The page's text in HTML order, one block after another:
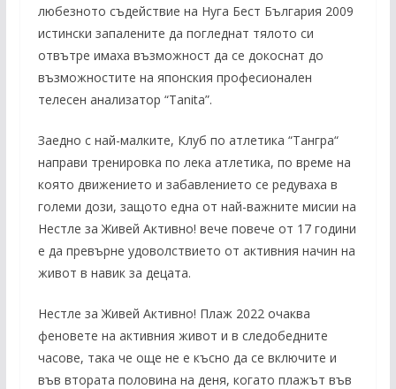
любезното съдействие на Нуга Бест България 2009
истински запалените да погледнат тялото си
отвътре имаха възможност да се докоснат до
възможностите на японския професионален
телесен анализатор “Tanita”.
Заедно с най-малките, Клуб по атлетика “Тангра“
направи тренировка по лека атлетика, по време на
която движението и забавлението се редуваха в
големи дози, защото една от най-важните мисии на
Нестле за Живей Активно! вече повече от 17 години
е да превърне удоволствието от активния начин на
живот в навик за децата.
Нестле за Живей Активно! Плаж 2022 очаква
феновете на активния живот и в следобедните
часове, така че още не е късно да се включите и
във втората половина на деня, когато плажът във